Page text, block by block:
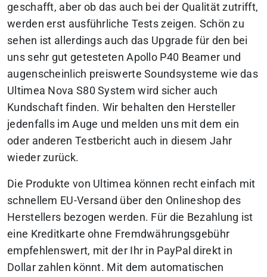
geschafft, aber ob das auch bei der Qualität zutrifft,
werden erst ausführliche Tests zeigen. Schön zu
sehen ist allerdings auch das Upgrade für den bei
uns sehr gut getesteten Apollo P40 Beamer und
augenscheinlich preiswerte Soundsysteme wie das
Ultimea Nova S80 System wird sicher auch
Kundschaft finden. Wir behalten den Hersteller
jedenfalls im Auge und melden uns mit dem ein
oder anderen Testbericht auch in diesem Jahr
wieder zurück.
Die Produkte von Ultimea können recht einfach mit
schnellem EU-Versand über den Onlineshop des
Herstellers bezogen werden. Für die Bezahlung ist
eine Kreditkarte ohne Fremdwährungsgebühr
empfehlenswert, mit der Ihr in PayPal direkt in
Dollar zahlen könnt. Mit dem automatischen